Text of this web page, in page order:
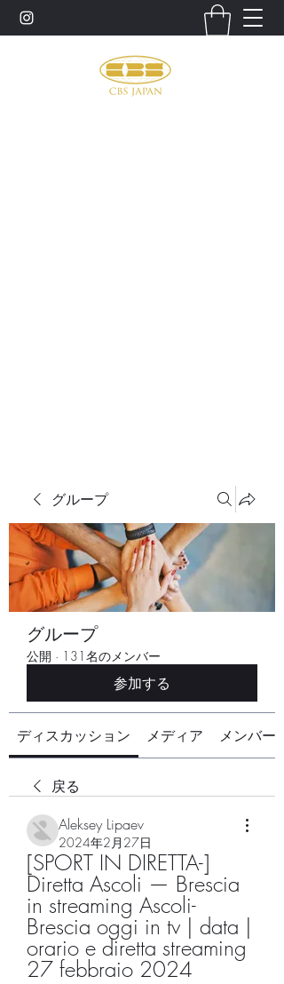
グループ
グループ
公開 · 131名のメンバー
参加する
ディスカッション メディア メンバー
戻る
Aleksey Lipaev
2024年2月27日
[SPORT IN DIRETTA-]
Diretta Ascoli — Brescia
in streaming Ascoli-
Brescia oggi in tv | data |
orario e diretta streaming
27 febbraio 2024